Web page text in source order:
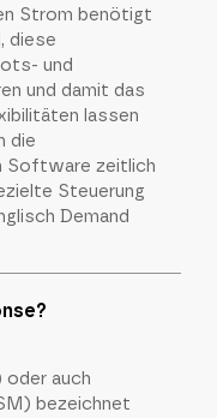
Strom benötigt
diese
und
und damit das
lassen
die
Software zeitlich
Steuerung
Demand
oder auch
bezeichnet